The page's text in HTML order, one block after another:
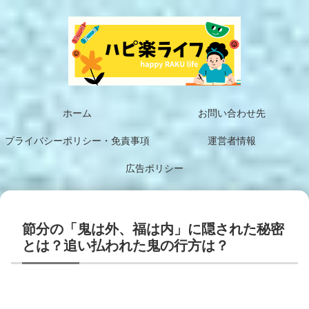
ホーム お問い合わせ先
プライバシーポリシー・免責事項 運営者情報
広告ポリシー
節分の「鬼は外、福は内」に隠された秘密
とは？追い払われた鬼の行方は？